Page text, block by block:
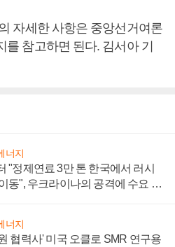
자세한 사항은 중앙선거여론
참고하면 된다. 김서아 기
너지
"정제연료 3만 톤 한국에서 러시
동", 우크라이나의 공격에 수요 늘
너지
협력사' 미국 오클로 SMR 연구용